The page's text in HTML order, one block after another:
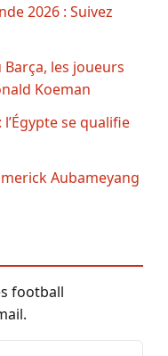
2026 : Suivez
les joueurs
Koeman
se qualifie
Aubameyang
football